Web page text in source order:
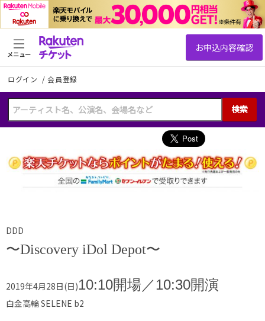
ログイン /会員登録
検索
メニュー
DDD
〜Discovery iDol Depot〜
2019年4月28日(日)10:10開場／10:30開演
白金高輪 SELENE b2